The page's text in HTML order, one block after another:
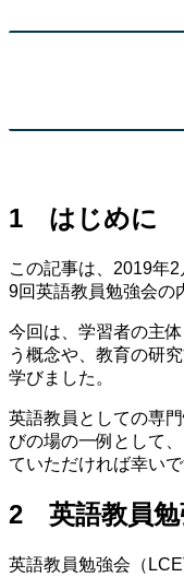
1 はじめに
この記事は、2019年
9回英語教員勉強会の
今回は、学習者の主
う概念や、教育の研
学びました。
英語教員としての専
びの場の一例として
ていただければ幸いで
2 英語教員勉
英語教員勉強会（